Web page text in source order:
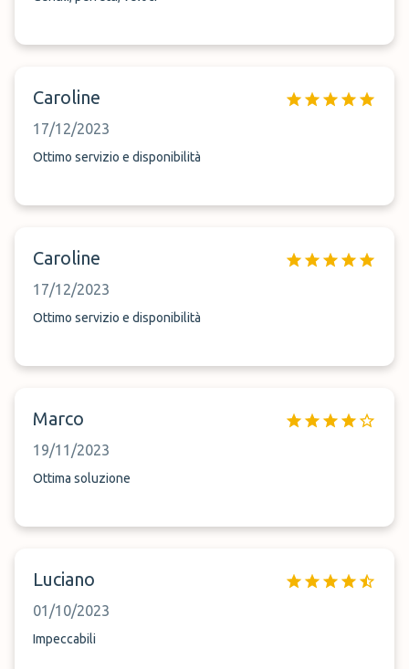
Caroline
17/12/2023
Ottimo servizio e disponibilità
Caroline
17/12/2023
Ottimo servizio e disponibilità
Marco
19/11/2023
Ottima soluzione
Luciano
01/10/2023
Impeccabili